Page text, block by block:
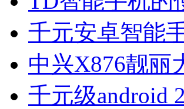
千元安卓智能
中兴X876靓丽
千元级android